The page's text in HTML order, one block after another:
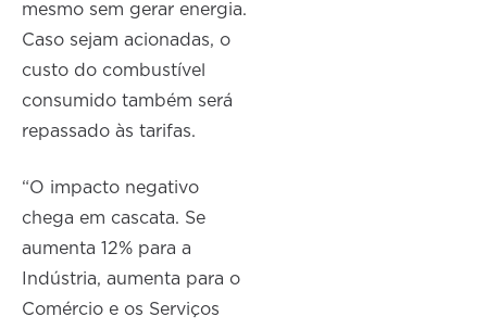
mesmo sem gerar energia.
Caso sejam acionadas, o
custo do combustível
consumido também será
repassado às tarifas.
“O impacto negativo
chega em cascata. Se
aumenta 12% para a
Indústria, aumenta para o
Comércio e os Serviços